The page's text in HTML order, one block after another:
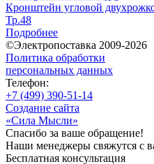
Кронштейн угловой
Тр.48
Подробнее
©Электропоставка 2009-2026
Политика обработки
персональных данных
Телефон:
+7 (499) 390-51-14
Создание сайта
«Сила Мысли»
Спасибо за ваше обращение!
Наши менеджеры свяжутся с
Бесплатная консультация